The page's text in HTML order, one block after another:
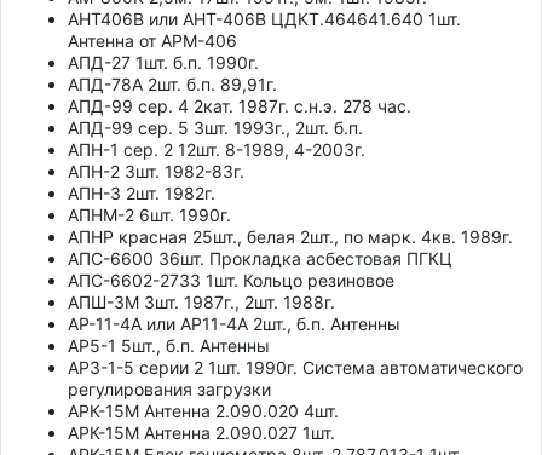
АНТ406В или АНТ-406В ЦДКТ.464641.640 1шт.
Антенна от АРМ-406
АПД-27 1шт. б.п. 1990г.
АПД-78А 2шт. б.п. 89,91г.
АПД-99 сер. 4 2кат. 1987г. с.н.э. 278 час.
АПД-99 сер. 5 3шт. 1993г., 2шт. б.п.
АПН-1 сер. 2 12шт. 8-1989, 4-2003г.
АПН-2 3шт. 1982-83г.
АПН-3 2шт. 1982г.
АПНМ-2 6шт. 1990г.
АПНР красная 25шт., белая 2шт., по марк. 4кв. 1989г.
АПС-6600 36шт. Прокладка асбестовая ПГКЦ
АПС-6602-2733 1шт. Кольцо резиновое
АПШ-3М 3шт. 1987г., 2шт. 1988г.
АР-11-4А или АР11-4А 2шт., б.п. Антенны
АР5-1 5шт., б.п. Антенны
АРЗ-1-5 серии 2 1шт. 1990г. Система автоматического
регулирования загрузки
АРК-15М Антенна 2.090.020 4шт.
АРК-15М Антенна 2.090.027 1шт.